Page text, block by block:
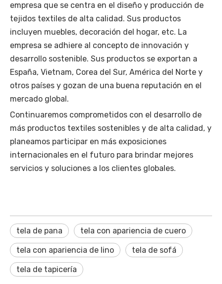
empresa que se centra en el diseño y producción de
tejidos textiles de alta calidad. Sus productos
incluyen muebles, decoración del hogar, etc. La
empresa se adhiere al concepto de innovación y
desarrollo sostenible. Sus productos se exportan a
España, Vietnam, Corea del Sur, América del Norte y
otros países y gozan de una buena reputación en el
mercado global.
Continuaremos comprometidos con el desarrollo de
más productos textiles sostenibles y de alta calidad, y
planeamos participar en más exposiciones
internacionales en el futuro para brindar mejores
servicios y soluciones a los clientes globales.
tela de pana tela con apariencia de cuero
tela con apariencia de lino tela de sofá
tela de tapicería